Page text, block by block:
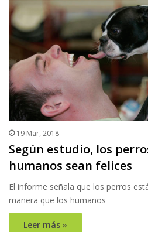
19 Mar, 2018
Según estudio, los
humanos sean felices
El informe señala que los perros
manera que los humanos
Leer más »